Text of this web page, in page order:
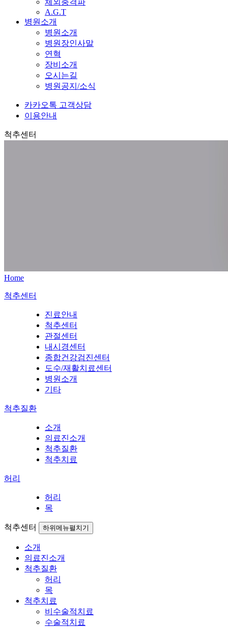
A.G.T
병원소개
병원소개
병원장인사말
연혁
장비소개
오시는길
병원공지/소식
카카오톡 고객상담
이용안내
척추센터
Home
척추센터
진료안내
척추센터
관절센터
내시경센터
종합건강검진센터
도수/재활치료센터
병원소개
기타
척추질환
소개
의료진소개
척추질환
척추치료
허리
허리
목
척추센터 하위메뉴펼치기
소개
의료진소개
척추질환
허리
목
척추치료
비수술적치료
수술적치료